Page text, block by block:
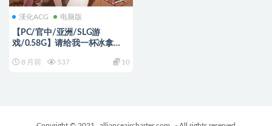
漢化ACG 电脑版
【PC/官中/亚洲/SLG游
戏/0.58G】请给我一杯冰拿
+0.68G
8 月前 537 10